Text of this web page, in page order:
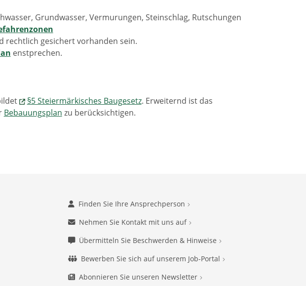
Grundwasser, Vermurungen, Steinschlag, Rutschungen
rechtlich gesichert vorhanden sein.
enstprechen.
§5 Steiermärkisches Baugesetz. Erweiternd ist das
Bebauungsplan zu berücksichtigen.
Finden Sie Ihre Ansprechperson
Nehmen Sie Kontakt mit uns auf
Übermitteln Sie Beschwerden & Hinweise
Bewerben Sie sich auf unserem Job-Portal
Abonnieren Sie unseren Newsletter